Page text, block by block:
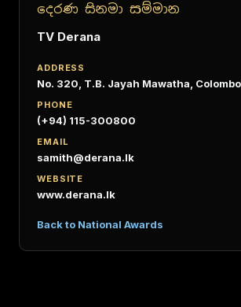
දෙරණ සිනමා සම්මාන
TV Derana
ADDRESS
No. 320, T.B. Jayah Mawatha,
PHONE
(+94) 115-300800
EMAIL
samith@derana.lk
WEBSITE
www.derana.lk
Back to National Awards